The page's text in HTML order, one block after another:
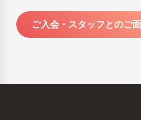
ご入会・スタッフとのご